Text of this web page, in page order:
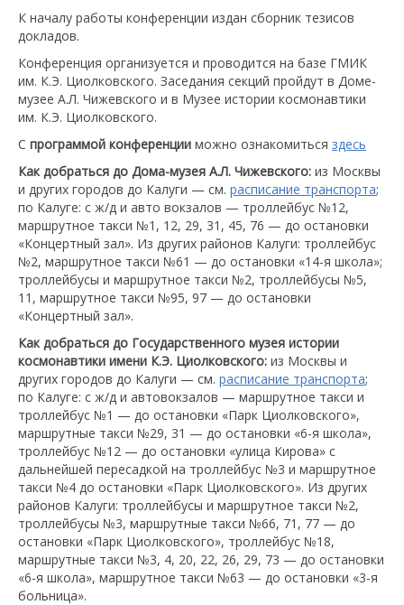
К началу работы конференции издан сборник тезисов
докладов.
Конференция организуется и проводится на базе ГМИК
им. К.Э. Циолковского. Заседания секций пройдут в Доме-
музее А.Л. Чижевского и в Музее истории космонавтики
им. К.Э. Циолковского.
С программой конференции можно ознакомиться здесь
Как добраться до Дома-музея А.Л. Чижевского: из Москвы
и других городов до Калуги — см. расписание транспорта;
по Калуге: с ж/д и авто вокзалов — троллейбус №12,
маршрутное такси №1, 12, 29, 31, 45, 76 — до остановки
«Концертный зал». Из других районов Калуги: троллейбус
№2, маршрутное такси №61 — до остановки «14-я школа»;
троллейбусы и маршрутное такси №2, троллейбусы №5,
11, маршрутное такси №95, 97 — до остановки
«Концертный зал».
Как добраться до Государственного музея истории
космонавтики имени К.Э. Циолковского: из Москвы и
других городов до Калуги — см. расписание транспорта;
по Калуге: с ж/д и автовокзалов — маршрутное такси и
троллейбус №1 — до остановки «Парк Циолковского»,
маршрутные такси №29, 31 — до остановки «6-я школа»,
троллейбус №12 — до остановки «улица Кирова» с
дальнейшей пересадкой на троллейбус №3 и маршрутное
такси №4 до остановки «Парк Циолковского». Из других
районов Калуги: троллейбусы и маршрутное такси №2,
троллейбусы №3, маршрутные такси №66, 71, 77 — до
остановки «Парк Циолковского», троллейбус №18,
маршрутные такси №3, 4, 20, 22, 26, 29, 73 — до остановки
«6-я школа», маршрутное такси №63 — до остановки «3-я
больница».